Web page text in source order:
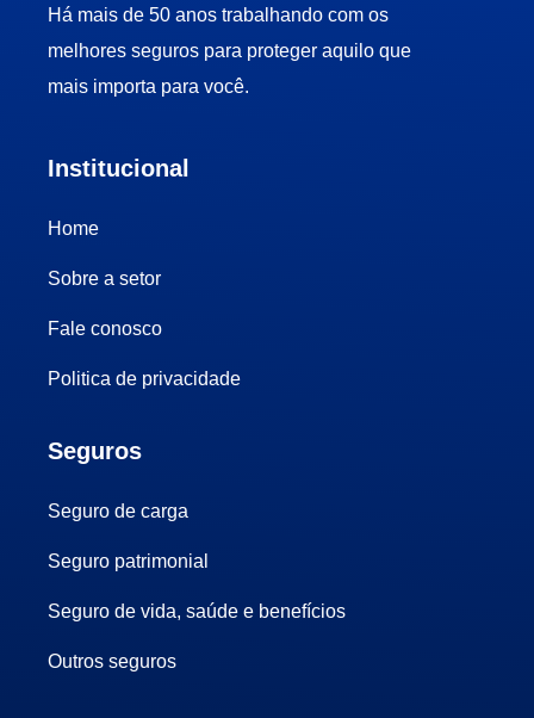
Há mais de 50 anos trabalhando com os
melhores seguros para proteger aquilo que
mais importa para você.
Institucional
Home
Sobre a setor
Fale conosco
Politica de privacidade
Seguros
Seguro de carga
Seguro patrimonial
Seguro de vida, saúde e benefícios
Outros seguros